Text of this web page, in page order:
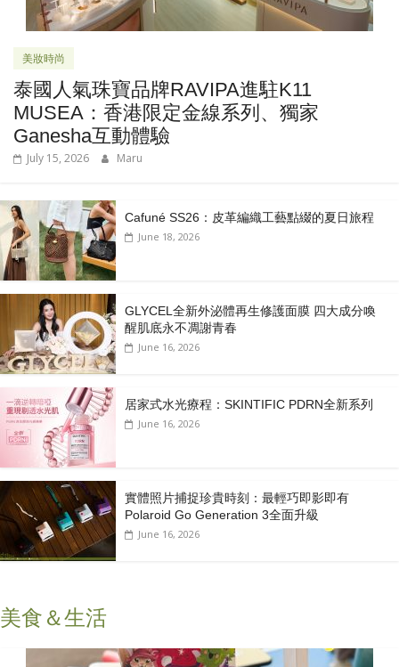
美妝時尚
泰國人氣珠寶品牌RAVIPA進駐K11
MUSEA：香港限定金線系列、獨家
Ganesha互動體驗
July 15, 2026 Maru
Cafuné SS26：皮革編織工藝點綴的夏日旅程
June 18, 2026
GLYCEL全新外泌體再生修護面膜 四大成分喚
醒肌底永不凋謝青春
June 16, 2026
居家式水光療程：SKINTIFIC PDRN全新系列
June 16, 2026
實體照片捕捉珍貴時刻：最輕巧即影即有
Polaroid Go Generation 3全面升級
June 16, 2026
美食＆生活